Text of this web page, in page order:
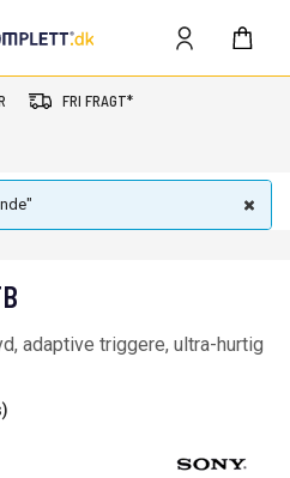
FRI FRAGT*
adaptive triggere, ultra-hurtig